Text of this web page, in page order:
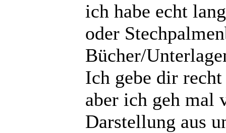
ich habe echt
oder
Bücher/
Ich gebe dir
aber ich geh mal
Darstellung aus